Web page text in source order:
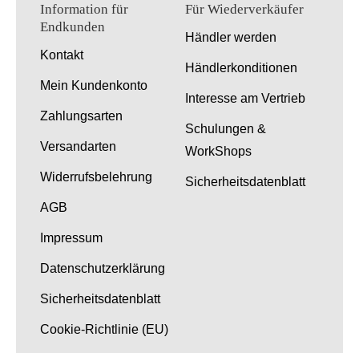
Information für
Endkunden
Kontakt
Mein Kundenkonto
Zahlungsarten
Versandarten
Widerrufsbelehrung
AGB
Impressum
Datenschutzerklärung
Sicherheitsdatenblatt
Cookie-Richtlinie (EU)
Für Wiederverkäufer
Händler werden
Händlerkonditionen
Interesse am Vertrieb
Schulungen &
WorkShops
Sicherheitsdatenblatt